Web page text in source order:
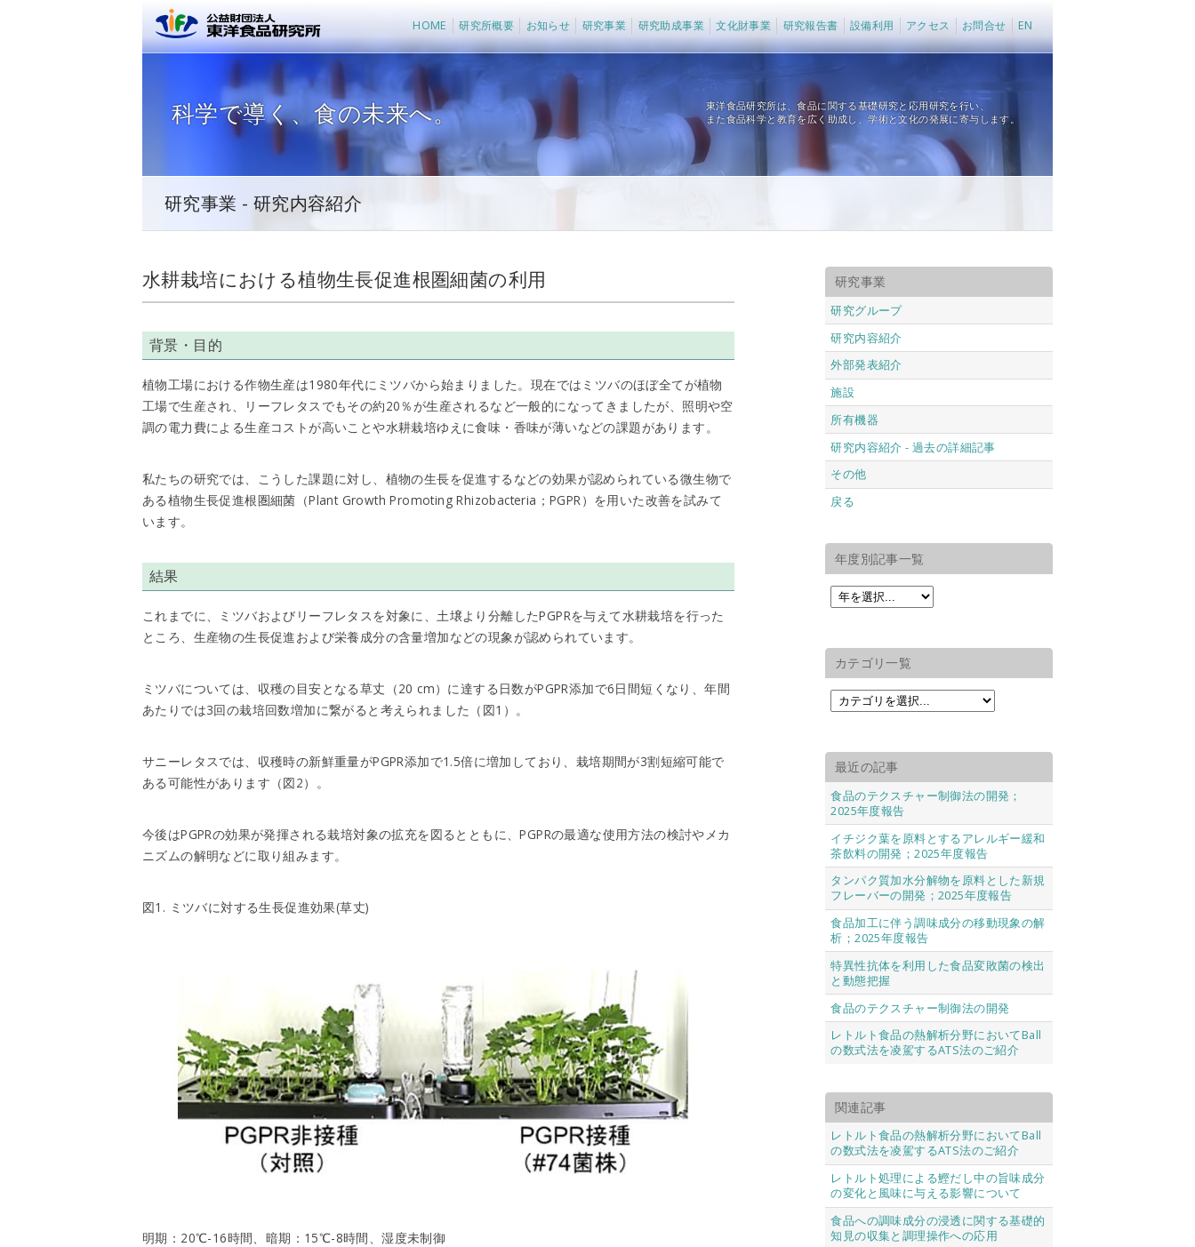
公益財団法人 東洋食品研究所
HOME 研究所概要 お知らせ 研究事業 研究助成事業 文化財事業 研究報告書 設備利用 アクセス お問合せ EN
科学で導く、食の未来へ。
東洋食品研究所は、食品に関する基礎研究と応用研究を行い、
また食品科学と教育を広く助成し、学術と文化の発展に寄与します。
研究事業 - 研究内容紹介
水耕栽培における植物生長促進根圏細菌の利用
背景・目的
植物工場における作物生産は1980年代にミツバから始まりました。現在ではミツバのほぼ全てが植物
工場で生産され、リーフレタスでもその約20％が生産されるなど一般的になってきましたが、照明や空
調の電力費による生産コストが高いことや水耕栽培ゆえに食味・香味が薄いなどの課題があります。
私たちの研究では、こうした課題に対し、植物の生長を促進するなどの効果が認められている微生物で
ある植物生長促進根圏細菌（Plant Growth Promoting Rhizobacteria；PGPR）を用いた改善を試みて
います。
結果
これまでに、ミツバおよびリーフレタスを対象に、土壌より分離したPGPRを与えて水耕栽培を行った
ところ、生産物の生長促進および栄養成分の含量増加などの現象が認められています。
ミツバについては、収穫の目安となる草丈（20 cm）に達する日数がPGPR添加で6日間短くなり、年間
あたりでは3回の栽培回数増加に繋がると考えられました（図1）。
サニーレタスでは、収穫時の新鮮重量がPGPR添加で1.5倍に増加しており、栽培期間が3割短縮可能で
ある可能性があります（図2）。
今後はPGPRの効果が発揮される栽培対象の拡充を図るとともに、PGPRの最適な使用方法の検討やメカ
ニズムの解明などに取り組みます。
図1. ミツバに対する生長促進効果(草丈)
明期：20℃-16時間、暗期：15℃-8時間、湿度未制御
研究事業
研究グループ
研究内容紹介
外部発表紹介
施設
所有機器
研究内容紹介 - 過去の詳細記事
その他
戻る
年度別記事一覧
カテゴリ一覧
最近の記事
食品のテクスチャー制御法の開発；
2025年度報告
イチジク葉を原料とするアレルギー緩和
茶飲料の開発；2025年度報告
タンパク質加水分解物を原料とした新規
フレーバーの開発；2025年度報告
食品加工に伴う調味成分の移動現象の解
析；2025年度報告
特異性抗体を利用した食品変敗菌の検出
と動態把握
食品のテクスチャー制御法の開発
レトルト食品の熱解析分野においてBall
の数式法を凌駕するATS法のご紹介
関連記事
レトルト食品の熱解析分野においてBall
の数式法を凌駕するATS法のご紹介
レトルト処理による鰹だし中の旨味成分
の変化と風味に与える影響について
食品への調味成分の浸透に関する基礎的
知見の収集と調理操作への応用